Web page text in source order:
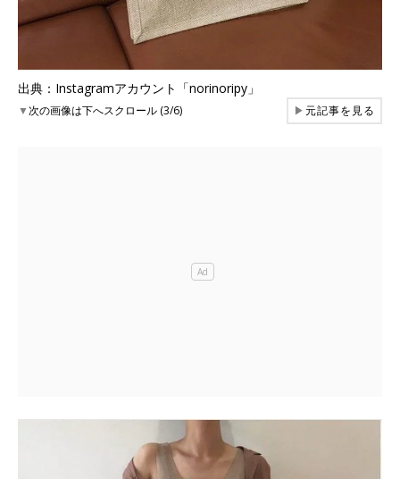
出典：Instagramアカウント「norinoripy」
▼次の画像は下へスクロール (3/6) ▶元記事を見る